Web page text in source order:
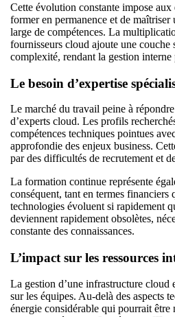
Cette évolution constante impose aux
former en permanence et de
large de compétences. La
fournisseurs cloud ajoute une couche
complexité, rendant la gestion
Le besoin d’expertise
Le marché du travail peine à
d’experts cloud. Les profils
compétences techniques pointues
approfondie des enjeux business.
par des difficultés de recrutement et
La formation continue représente
conséquent, tant en termes financiers
technologies évoluent si rapidement
deviennent rapidement obsolètes,
constante des connaissances.
L’impact sur les ressources
La gestion d’une infrastructure cloud
sur les équipes. Au-delà des aspects
énergie considérable qui pourrait être